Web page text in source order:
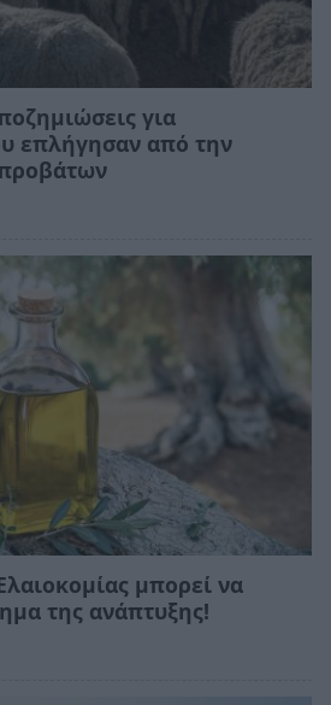
για
επλήγησαν από την
μπορεί να
της ανάπτυξης!